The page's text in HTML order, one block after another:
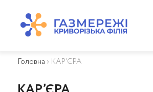
ПРО КОМПАНІЮ
ВАЖЛИВА ІНФОРМАЦІЯ
КОНТАКТИ
Головна › КАР’ЄРА